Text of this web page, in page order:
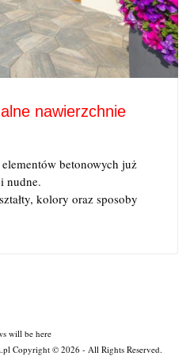
nawierzchnie
betonowych już
nudne.
kolory oraz sposoby
Copyright © 2026 - All Rights Reserved.